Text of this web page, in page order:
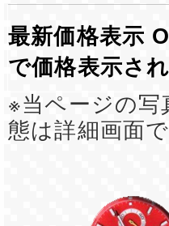
最新価格表示
で価格表示さ
※当ページの写
態は詳細画面